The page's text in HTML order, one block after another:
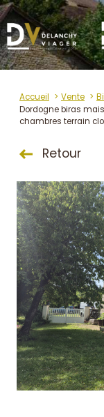
Accueil
Accueil Vente
Dordogne biras
chambres terrain
Retour